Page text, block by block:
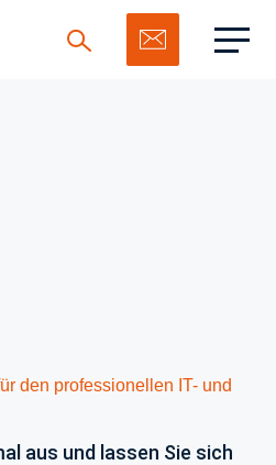
den professionellen IT- und
aus und lassen Sie sich